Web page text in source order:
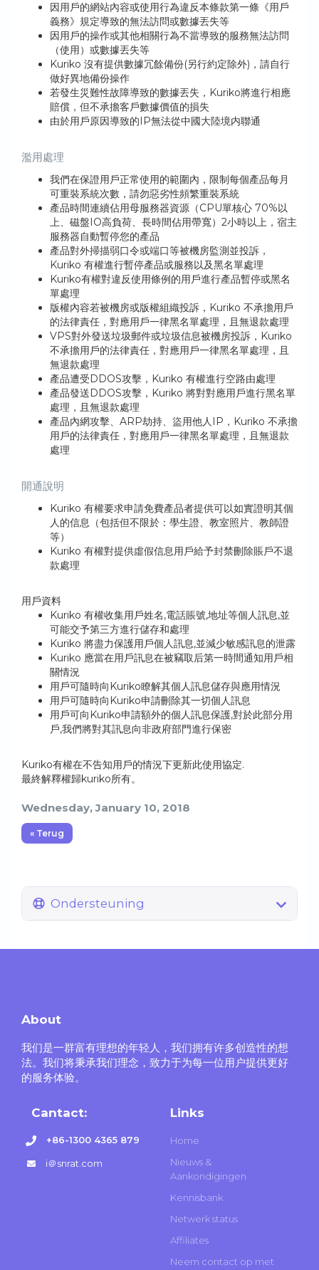
因用戶的網站內容或使用行為違反本條款第一條《用戶
義務》規定導致的無法訪問或數據丟失等
因用戶的操作或其他相關行為不當導致的服務無法訪問
（使用）或數據丟失等
Kuriko 沒有提供數據冗餘備份(另行約定除外)，請自行
做好異地備份操作
若發生災難性故障導致的數據丟失，Kuriko將進行相應
賠償，但不承擔客戶數據價值的損失
由於用戶原因導致的IP無法從中國大陸境内聯通
濫用處理
我們在保證用戶正常使用的範圍內，限制每個產品每月
可重裝系統次數，請勿惡劣性頻繁重裝系統
產品時間連續佔用母服務器資源（CPU單核心 70%以
上、磁盤IO高負荷、長時間佔用帶寬）2小時以上，宿主
服務器自動暫停您的產品
產品對外掃描弱口令或端口等被機房監測並投訴，
Kuriko 有權進行暫停產品或服務以及黑名單處理
Kuriko有權對違反使用條例的用戶進行產品暫停或黑名
單處理
版權內容若被機房或版權組織投訴，Kuriko 不承擔用戶
的法律責任，對應用戶一律黑名單處理，且無退款處理
VPS對外發送垃圾郵件或垃圾信息被機房投訴，Kuriko
不承擔用戶的法律責任，對應用戶一律黑名單處理，且
無退款處理
產品遭受DDOS攻擊，Kuriko 有權進行空路由處理
產品發送DDOS攻擊，Kuriko 將對對應用戶進行黑名單
處理，且無退款處理
產品內網攻擊、ARP劫持、盜用他人IP，Kuriko 不承擔
用戶的法律責任，對應用戶一律黑名單處理，且無退款
處理
開通說明
Kuriko 有權要求申請免費產品者提供可以如實證明其個
人的信息（包括但不限於：學生證、教室照片、教師證
等）
Kuriko 有權對提供虛假信息用戶給予封禁刪除賬戶不退
款處理
用戶資料
Kuriko 有權收集用戶姓名,電話賬號,地址等個人訊息,並
可能交予第三方進行儲存和處理
Kuriko 將盡力保護用戶個人訊息,並減少敏感訊息的泄露
Kuriko 應當在用戶訊息在被竊取后第一時間通知用戶相
關情況
用戶可隨時向Kuriko瞭解其個人訊息儲存與應用情況
用戶可隨時向Kuriko申請刪除其一切個人訊息
用戶可向Kuriko申請額外的個人訊息保護,對於此部分用
戶,我們將對其訊息向非政府部門進行保密
Kuriko有權在不告知用戶的情況下更新此使用協定.
最終解釋權歸kuriko所有。
Wednesday, January 10, 2018
« Terug
Ondersteuning
About
我们是一群富有理想的年轻人，我们拥有许多创造性的想
法。我们将秉承我们理念，致力于为每一位用户提供更好
的服务体验。
Cantact:
+86-1300 4365 879
i＠snrat.com
Links
Home
Nieuws &
Aankondigingen
Kennisbank
Netwerk status
Affiliates
Neem contact op met